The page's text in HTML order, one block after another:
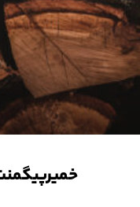
خمیرپیگمنت